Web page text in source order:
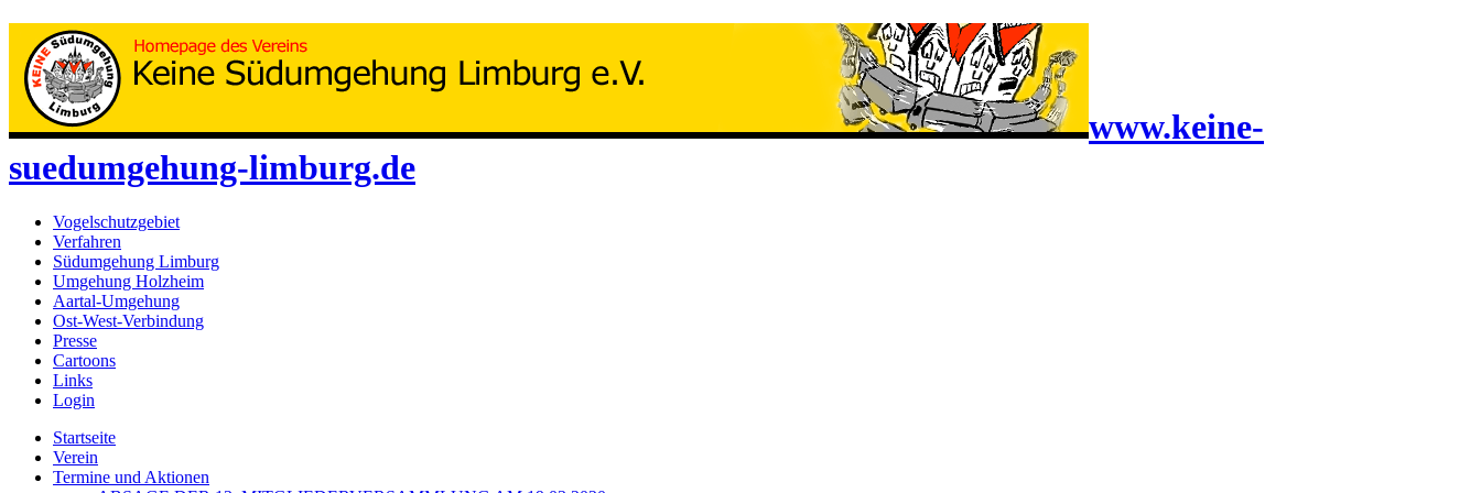
www.keine-
suedumgehung-limburg.de
Vogelschutzgebiet
Verfahren
Südumgehung Limburg
Umgehung Holzheim
Aartal-Umgehung
Ost-West-Verbindung
Presse
Cartoons
Links
Login
Startseite
Verein
Termine und Aktionen